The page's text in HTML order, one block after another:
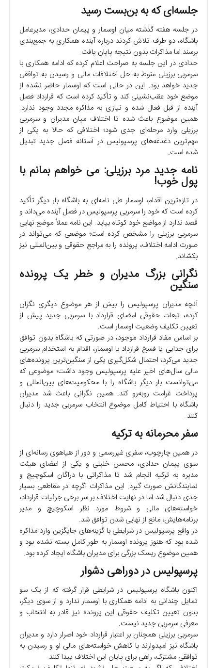
جلسه‌ای که به بن‌بست رسید
در جلسه هفته گذشته میان اوسمار و پیمان حدادی، مدیرعامل
باشگاه، دو طرف تلاش کردند درباره آینده همکاری به جمع‌بندی
برسند اما مذاکرات بدون نتیجه پایان یافت.
حدادی در این جلسه به صراحت اعلام کرده که ادامه همکاری با
سرمربی برزیلی منوط به حل اختلافات مالی و رسیدن به توافقی
جدید خواهد بود. این در حالی است که اوسمار حاضر نشده از
موضع خود عقب‌نشینی کند و تأکید کرده است که قرارداد فصل
آینده از قبل فعال شده و نیازی به مذاکره مجدد وجود ندارد.
همین موضوع باعث شده تا اختلاف میان مدیران و سرمربی
برزیلی وارد مرحله‌ای جدی شود؛ اختلافی که حالا به یکی از
مهم‌ترین دغدغه‌های پرسپولیس در آستانه فصل جدید تبدیل
شده است.
نامه جدید مرد برزیلی: می خواهم بمانم با
پول خوب!
در تازه‌ترین اقدام، اوسمار طی نامه‌ای به باشگاه بار دیگر تأکید
کرده است که خود را سرمربی پرسپولیس در فصل آینده می‌داند و
قصد ندارد از مواضع خود کوتاه بیاید. این نامه عملاً موضع نهایی
سرمربی برزیلی را مشخص کرده است؛ موضعی که می‌تواند در
صورت ادامه اختلاف، پرونده را به مراجع حقوقی و بین‌المللی نیز
بکشاند.
نگرانی بزرگ مدیران و خطر یک پرونده
سنگین
آنچه مدیران پرسپولیس را بیش از هر موضوع دیگری نگران
کرده، تبعات حقوقی امضای قرارداد با سرمربی جدید پیش از
تعیین تکلیف وضعیت اوسمار است.
بر اساس مفاد قرارداد موجود، در صورتی که باشگاه بدون توافق
برای جدایی یا فسخ قرارداد با اوسمار، اقدام به استخدام سرمربی
جدید می‌کرد، احتمال شکل‌گیری یکی از سنگین‌ترین پرونده‌های
مالی سال‌های اخیر علیه پرسپولیس وجود داشت؛ موضوعی که
می‌توانست بار دیگر باشگاه را با محکومیت‌های بین‌المللی و
پرداخت غرامت روبه‌رو کند. همین نگرانی باعث شد مدیران
باشگاه با احتیاط کامل موضوع انتخاب سرمربی جدید را دنبال
کنند.
سفر محرمانه به ترکیه
در همین چارچوب، سفری غیررسمی و دور از هیاهوی رسانه‌ای از
سوی پیمان حدادی، محسن خلیلی و یکی از اعضای هیئت
مدیره به ترکیه انجام شد تا مذاکراتی با دراگان اسکوچیچ و
نمایندگانش صورت گیرد. این مذاکرات اگرچه در مقاطعی بسیار
جدی دنبال شد اما در نهایت اختلاف بر سر برخی جزئیات قرارداد،
خواسته‌های مالی و شروط مورد نظر اسکوچیچ و مدیر
برنامه‌هایش، مانع از نهایی شدن توافق شد.
در واقع پرسپولیس در شرایطی با گزینه‌های جایگزین وارد مذاکره
شده بود که هنوز پرونده اوسمار به طور کامل بسته نشده بود و
همین موضوع ریسک بزرگی برای مدیران باشگاه ایجاد کرده بود.
پرسپولیس در دوراهی دشوار
اکنون باشگاه پرسپولیس در شرایطی قرار گرفته که از یک سو
تمایل چندانی به ادامه همکاری با اوسمار ندارد و از سوی دیگر،
بدون تعیین تکلیف حقوقی این پرونده نیز قادر به انتخاب و
معرفی سرمربی جدید نیست.
سرمربی برزیلی همچنان بر اعتبار قرارداد خود اصرار دارد و مدیران
باشگاه نیز امیدوارند با کاهش خواسته‌های مالی او و رسیدن به
توافقی مشترک، راهی برای پایان این اختلاف پیدا کنند.